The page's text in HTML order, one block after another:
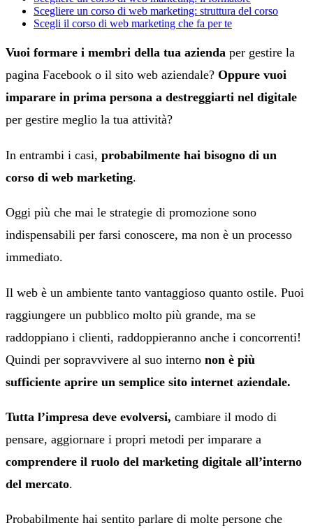
Scegliere un corso di web marketing: struttura del corso
Scegli il corso di web marketing che fa per te
Vuoi formare i membri della tua azienda per gestire la
pagina Facebook o il sito web aziendale? Oppure vuoi
imparare in prima persona a destreggiarti nel digitale
per gestire meglio la tua attività?
In entrambi i casi, probabilmente hai bisogno di un
corso di web marketing.
Oggi più che mai le strategie di promozione sono
indispensabili per farsi conoscere, ma non è un processo
immediato.
Il web è un ambiente tanto vantaggioso quanto ostile. Puoi
raggiungere un pubblico molto più grande, ma se
raddoppiano i clienti, raddoppieranno anche i concorrenti!
Quindi per sopravvivere al suo interno non è più
sufficiente aprire un semplice sito internet aziendale.
Tutta l’impresa deve evolversi, cambiare il modo di
pensare, aggiornare i propri metodi per imparare a
comprendere il ruolo del marketing digitale all’interno
del mercato.
Probabilmente hai sentito parlare di molte persone che